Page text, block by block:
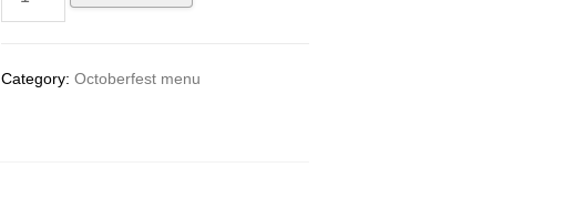
Category: Octoberfest menu